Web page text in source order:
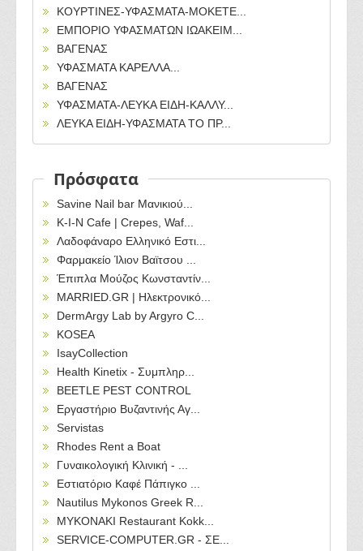
ΚΟΥΡΤΙΝΕΣ-ΥΦΑΣΜΑΤΑ-ΜΟΚΕΤΕ...
ΕΜΠΟΡΙΟ ΥΦΑΣΜΑΤΩΝ ΙΩΑΚΕΙΜ...
ΒΑΓΕΝΑΣ
ΥΦΑΣΜΑΤΑ ΚΑΡΕΛΛΑ...
ΒΑΓΕΝΑΣ
ΥΦΑΣΜΑΤΑ-ΛΕΥΚΑ ΕΙΔΗ-ΚΑΛΛΥ...
ΛΕΥΚΑ ΕΙΔΗ-ΥΦΑΣΜΑΤΑ ΤΟ ΠΡ...
Πρόσφατα
Savine Nail bar Μανικιού...
Κ-Ι-Ν Cafe | Crepes, Waf...
Λαδοφάναρο Ελληνικό Εστι...
Φαρμακείο Ίλιον Βαϊτσου ...
Έπιπλα Μούζος Κωνσταντίν...
MARRIED.GR | Ηλεκτρονικό...
DermArgy Lab by Argyro C...
KOSEA
IsayCollection
Health Kinetix - Συμπληρ...
BEETLE PEST CONTROL
Εργαστήριο Βυζαντινής Αγ...
Servistas
Rhodes Rent a Boat
Γυναικολογική Κλινική - ...
Εστιατόριο Καφέ Πάπιγκο ...
Nautilus Mykonos Greek R...
MYKONAKI Restaurant Kokk...
SERVICE-COMPUTER.GR - ΣΕ...